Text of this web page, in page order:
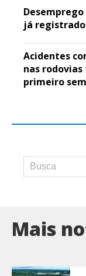
já
Acidentes
nas
primeiro
Mais